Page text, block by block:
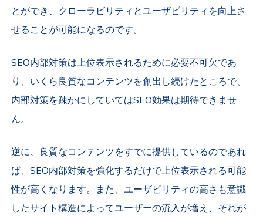
とができ、クローラビリティとユーザビリティを向上さ
せることが可能になるのです。
SEO内部対策は上位表示されるために必要不可欠であ
り、いくら良質なコンテンツを創出し続けたところで、
内部対策を疎かにしていてはSEO効果は期待できませ
ん。
逆に、良質なコンテンツをすでに提供しているのであれ
ば、SEO内部対策を強化するだけで上位表示される可能
性が高くなります。また、ユーザビリティの高さも意識
したサイト構造によってユーザーの流入が増え、それが